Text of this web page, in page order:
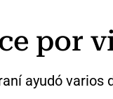
por
ayudó varios